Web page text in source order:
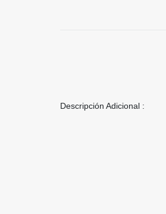
Descripción Adicional :